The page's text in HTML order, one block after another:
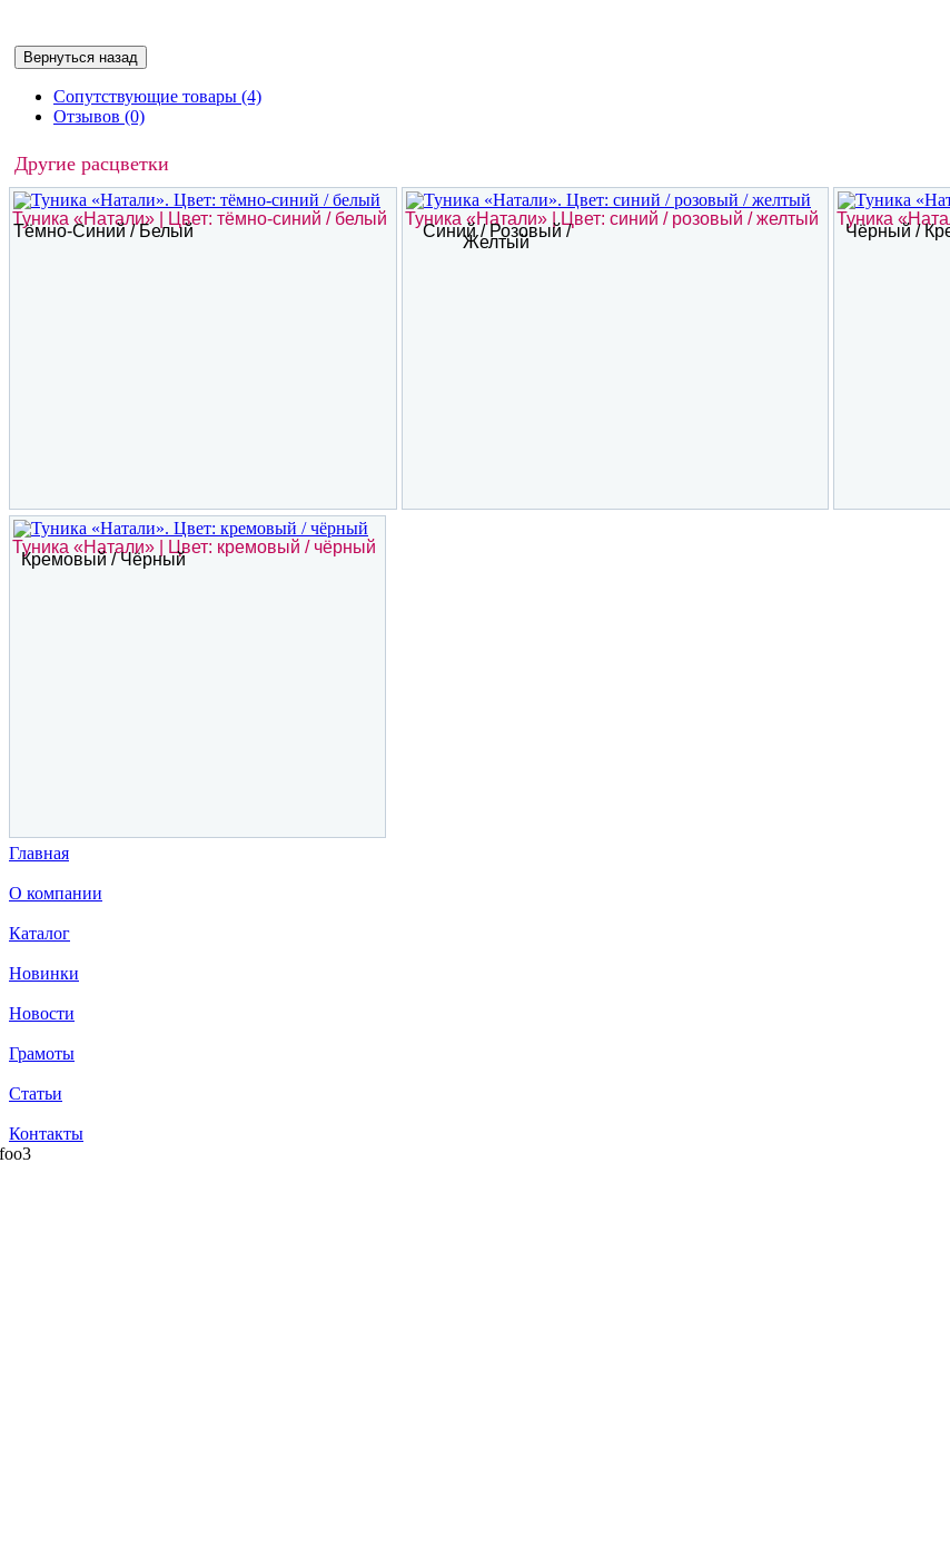
Сопутствующие товары (4)
Отзывов (0)
Другие расцветки
Туника «Натали» | Цвет: тёмно-синий / белый
Тёмно-Синий / Белый
Туника «Натали» | Цвет: синий / розовый / желтый
Синий / Розовый /
Желтый
Туника
Чёрный /
Туника «Натали» | Цвет: кремовый / чёрный
Кремовый / Чёрный
Главная
О компании
Каталог
Новинки
Новости
Грамоты
Статьи
Контакты